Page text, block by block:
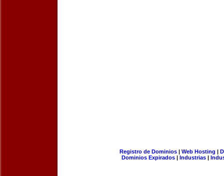
Registro de Dominios| Web Hosting |
Dominios Expirados | Industrias |